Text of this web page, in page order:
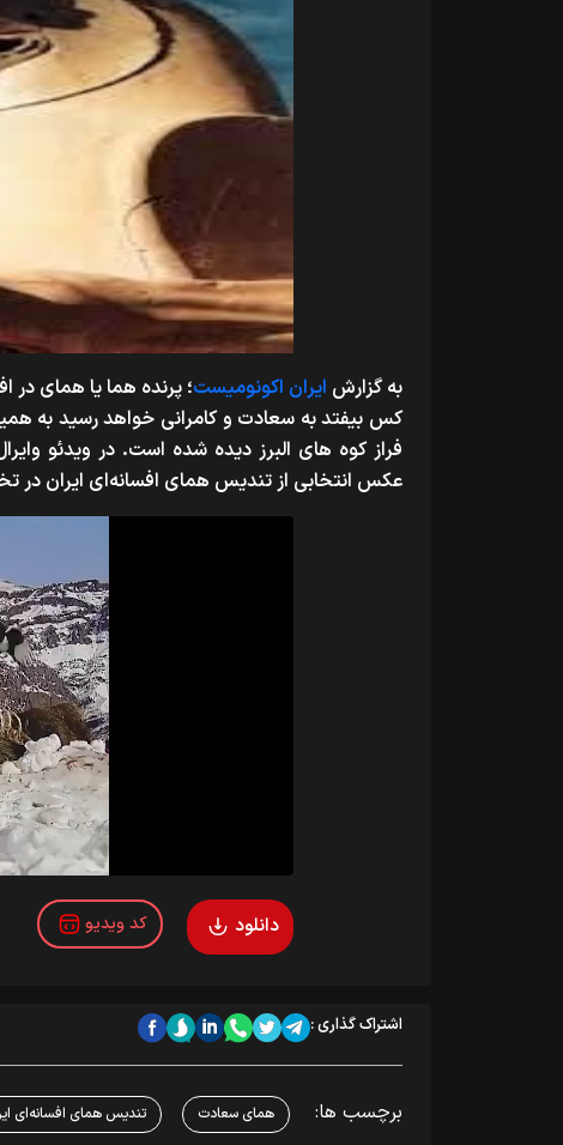
به گزارش ایران اکونومیست؛ پرنده هما یا همای
کس بیفتد به سعادت و کامرانی خواهد رسید به
فراز کوه های البرز دیده شده است. در ویدئو
عکس انتخابی ازتندیس همای افسانه‌ای ایران
دانلود کد ویدیو
اشتراک گذاری :
برچسب ها: همای سعادت تندیس همای افسانه‌ای